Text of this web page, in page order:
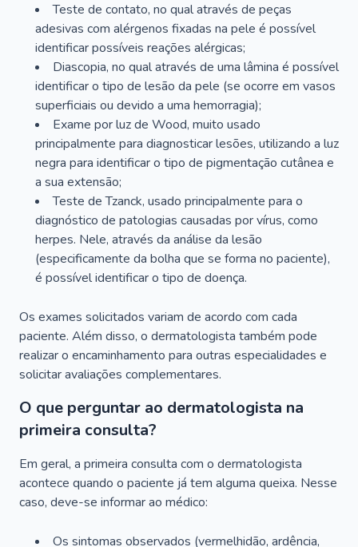
Teste de contato, no qual através de peças
adesivas com alérgenos fixadas na pele é possível
identificar possíveis reações alérgicas;
Diascopia, no qual através de uma lâmina é possível
identificar o tipo de lesão da pele (se ocorre em vasos
superficiais ou devido a uma hemorragia);
Exame por luz de Wood, muito usado
principalmente para diagnosticar lesões, utilizando a luz
negra para identificar o tipo de pigmentação cutânea e
a sua extensão;
Teste de Tzanck, usado principalmente para o
diagnóstico de patologias causadas por vírus, como
herpes. Nele, através da análise da lesão
(especificamente da bolha que se forma no paciente),
é possível identificar o tipo de doença.
Os exames solicitados variam de acordo com cada
paciente. Além disso, o dermatologista também pode
realizar o encaminhamento para outras especialidades e
solicitar avaliações complementares.
O que perguntar ao dermatologista na
primeira consulta?
Em geral, a primeira consulta com o dermatologista
acontece quando o paciente já tem alguma queixa. Nesse
caso, deve-se informar ao médico:
Os sintomas observados (vermelhidão, ardência,